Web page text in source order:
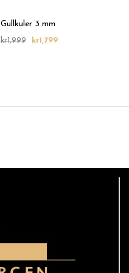
Gullkuler 3 mm
kr1,999 kr1,799